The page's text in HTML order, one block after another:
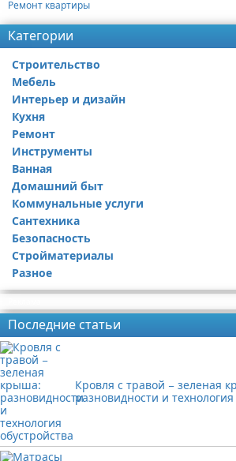
Ремонт квартиры
Категории
Строительство
Мебель
Интерьер и дизайн
Дизайн дачи
Дизайн квартиры
Кухня
Посуда
Ремонт
Ремонт дачи
Ремонт квартиры
Инструменты
Ванная
Домашний быт
Коммунальные услуги
Сантехника
Безопасность
Стройматериалы
Разное
Последние статьи
Кровля с травой − зеленая
разновидности и технология